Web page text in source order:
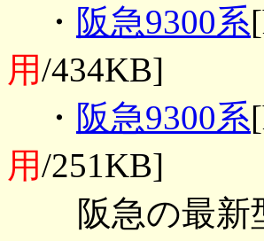
・ 阪急9300系
用/434KB]
・ 阪急9300系
用/251KB]
阪急の最新